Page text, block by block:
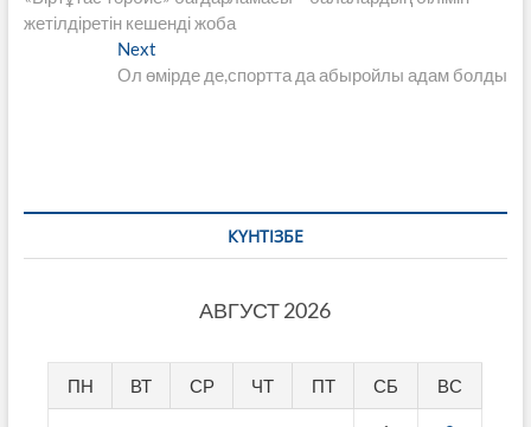
по
записям
жетілдіретін кешенді жоба
Next
post:
Ол өмірде де,спортта да абыройлы адам болды
КҮНТІЗБЕ
АВГУСТ 2026
ПН ВТ СР ЧТ ПТ СБ ВС